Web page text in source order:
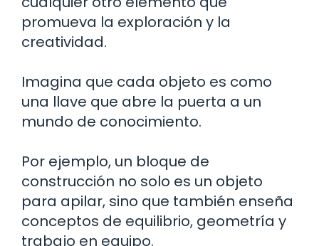
promueva la exploración y la
creatividad.
Imagina que cada objeto es como
una llave que abre la puerta a un
mundo de conocimiento.
Por ejemplo, un bloque de
construcción no solo es un objeto
para apilar, sino que también enseña
conceptos de equilibrio, geometría y
trabajo en equipo.